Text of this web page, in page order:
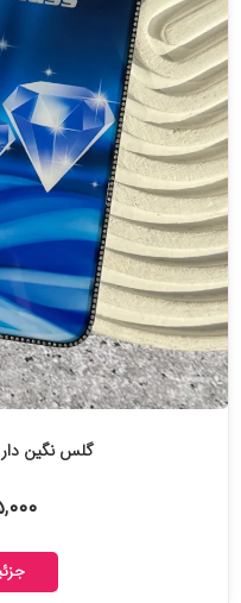
گلس نگین دار DIAMOND کد-۶۷۹۶۱